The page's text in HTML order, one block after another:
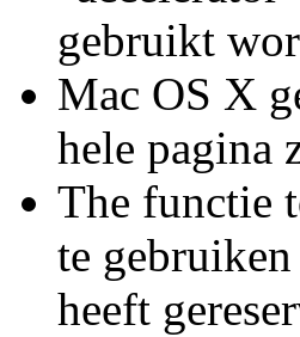
gebruikt
Mac OS X
hele pagina
The functie
te
heeft